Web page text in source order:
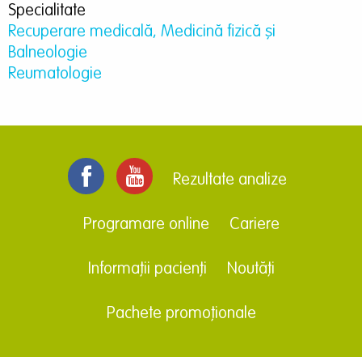
Specialitate
Recuperare medicală, Medicină fizică şi
Balneologie
Reumatologie
Rezultate analize
Programare online Cariere
Informații pacienți Noutăți
Pachete promoționale